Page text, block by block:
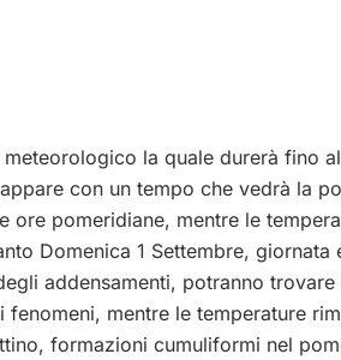
la quale durerà fino
con un tempo che vedrà la
ore pomeridiane, mentre le
Domenica 1 Settembre, giornata
addensamenti, potranno
mentre le temperature
formazioni cumuliformi nel